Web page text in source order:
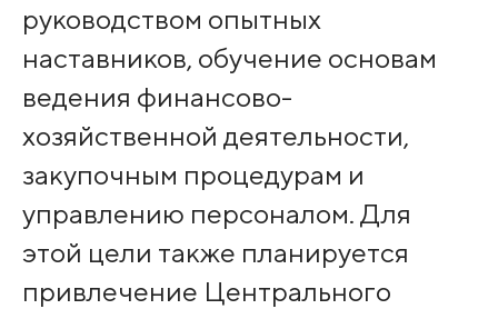
руководством опытных
наставников, обучение основам
ведения финансово-
хозяйственной деятельности,
закупочным процедурам и
управлению персоналом. Для
этой цели также планируется
привлечение Центрального